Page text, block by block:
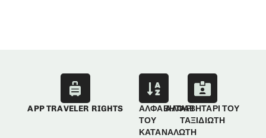
APP TRAVELER RIGHTS
ΑΛΦΑΒΗΤΑΡΙ
ΤΟΥ
ΚΑΤΑΝΑΛΩΤΗ
ΑΛΦΑΒΗΤΑΡΙ ΤΟΥ
ΤΑΞΙΔΙΩΤΗ